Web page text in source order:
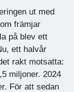
ut med
främjar
på blev ett
ett halvår
rakt motsatta:
miljoner. 2024
För att sedan